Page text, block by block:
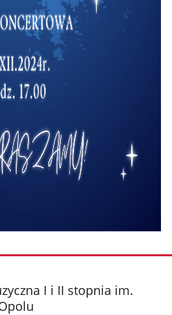
I i II stopnia im.